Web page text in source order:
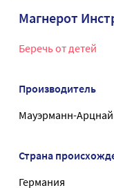
Магнерот
Беречь от детей
Производитель
Мауэрманн-
Страна
Германия